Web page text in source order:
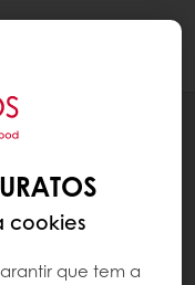
cookies
que tem a